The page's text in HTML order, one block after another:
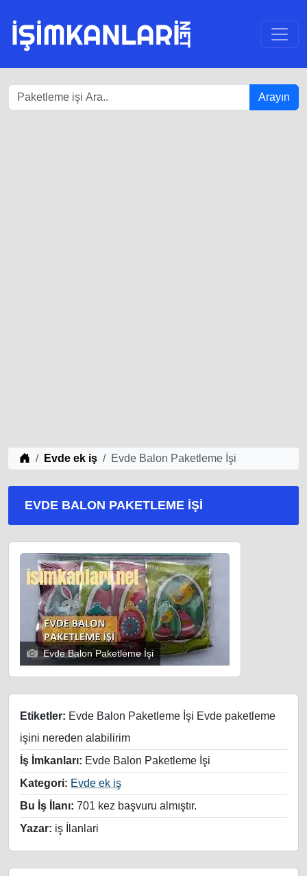
Arayın
iş Fikirleri
Evde ek iş Evde Balon Paketleme İşi
EVDE BALON PAKETLEME İŞI
Evde Balon Paketleme İşi
Etiketler: Evde Balon Paketleme İşi Evde paketleme
işini nereden alabilirim
İş İmkanları: Evde Balon Paketleme İşi
Kategori: Evde ek iş
Bu İş İlanı: 701 kez başvuru almıştır.
Yazar: iş İlanlari